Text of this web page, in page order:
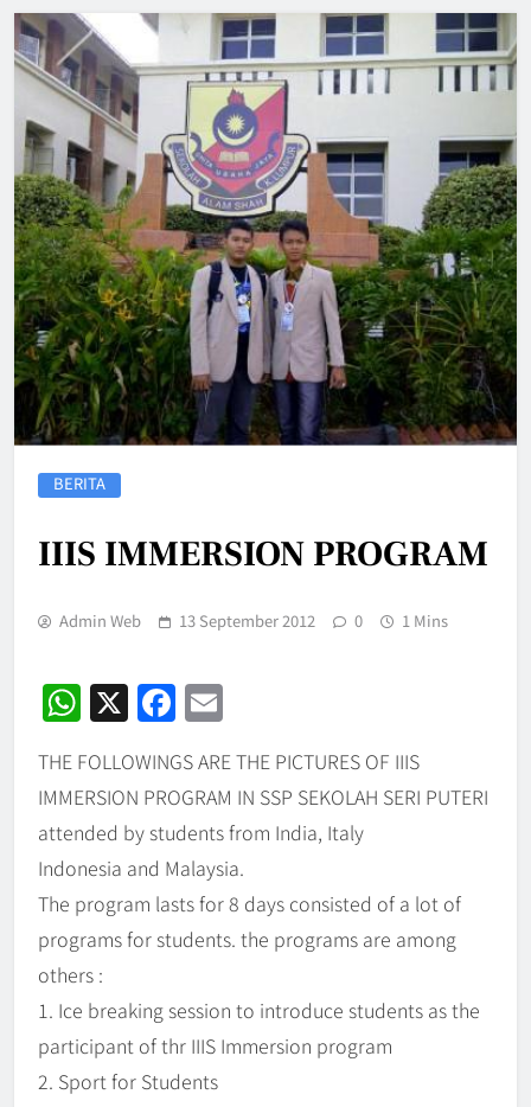
BERITA
IIIS IMMERSION PROGRAM
Admin Web 13 September 2012 0 1 Mins
WhatsApp
X Facebook
THE FOLLOWINGS ARE THE PICTURES OF IIIS
IMMERSION PROGRAM IN SSP SEKOLAH SERI PUTERI
attended by students from India, Italy
Indonesia and Malaysia.
The program lasts for 8 days consisted of a lot of
programs for students. the programs are among
others :
1. Ice breaking session to introduce students as the
participant of thr IIIS Immersion program
2. Sport for Students